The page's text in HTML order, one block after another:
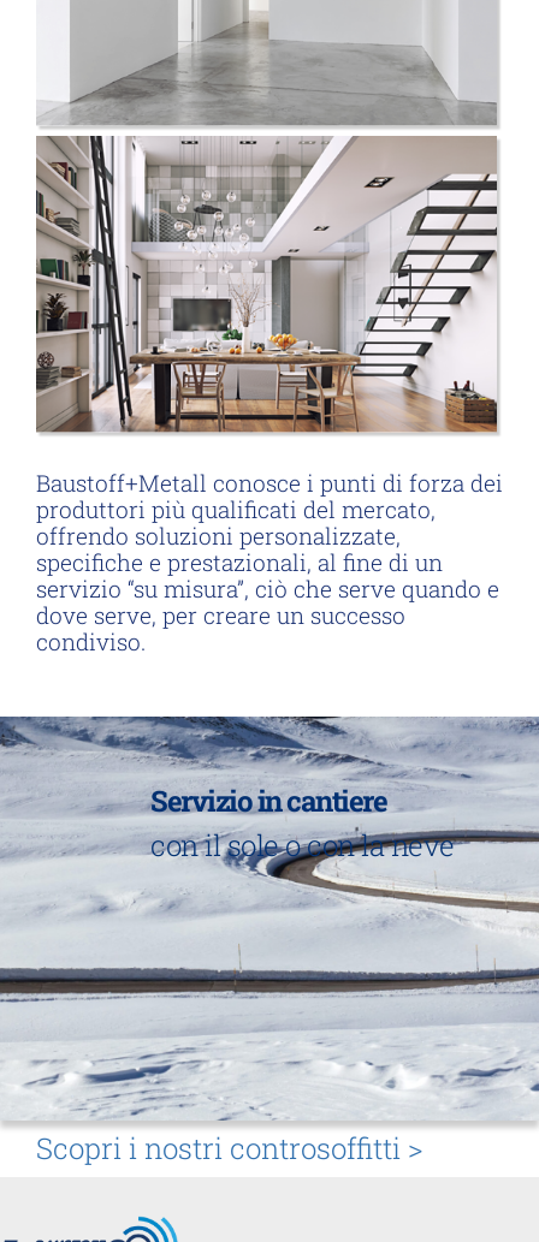
Baustoff+Metall conosce i punti di forza dei
produttori più qualificati del mercato,
offrendo soluzioni personalizzate,
specifiche e prestazionali, al fine di un
servizio “su misura”, ciò che serve quando e
dove serve, per creare un successo
condiviso.
Servizio in cantiere
con il sole o con la neve
Scopri i nostri controsoffitti >